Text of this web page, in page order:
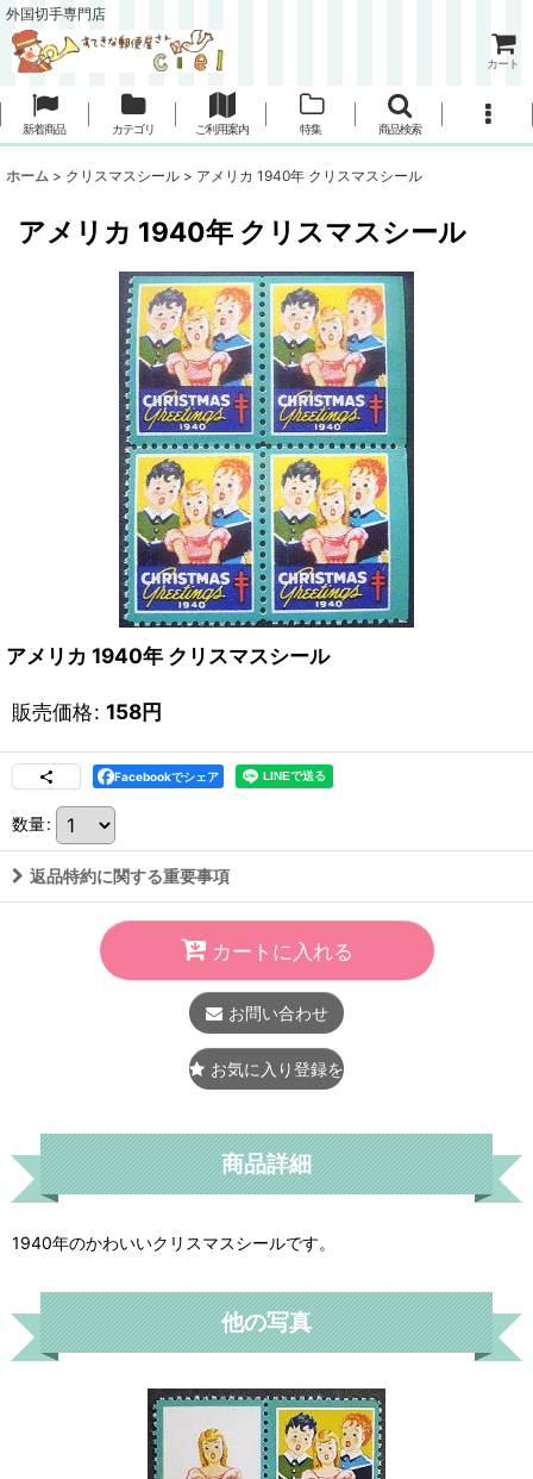
外国切手専門店
カート
新着商品 カテゴリ ご利用案内 特集 商品検索
ホーム > クリスマスシール > アメリカ 1940年 クリスマスシール
アメリカ 1940年 クリスマスシール
アメリカ 1940年 クリスマスシール
販売価格: 158円
Facebookでシェア
数量:
返品特約に関する重要事項
カートに入れる
お問い合わせ
お気に入り登録をする
商品詳細
1940年のかわいいクリスマスシールです。
他の写真